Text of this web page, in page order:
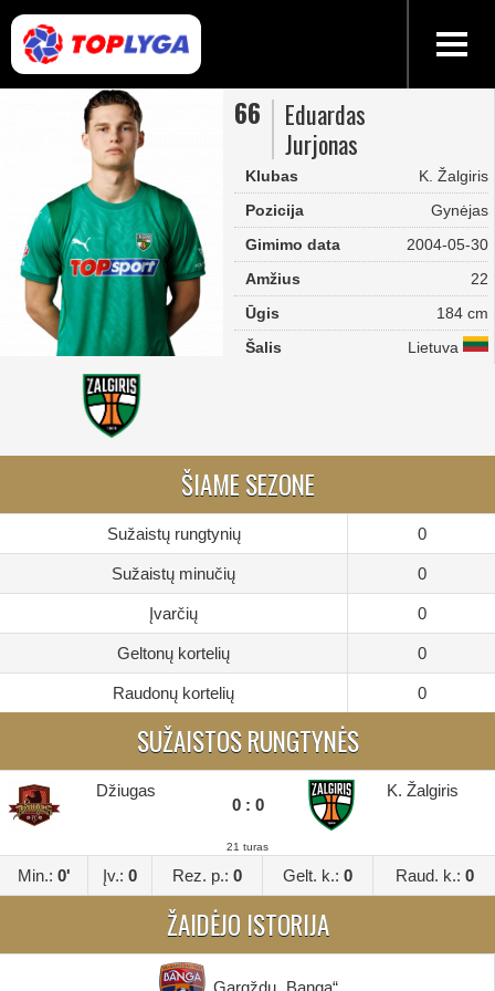
66
Eduardas
Jurjonas
Klubas
K. Žalgiris
Pozicija
Gynėjas
Gimimo data
2004-05-30
Amžius
22
Ūgis
184 cm
Šalis
Lietuva
ŠIAME SEZONE
Sužaistų rungtynių 0
Sužaistų minučių 0
Įvarčių 0
Geltonų kortelių 0
Raudonų kortelių 0
SUŽAISTOS RUNGTYNĖS
Džiugas
0 : 0
K. Žalgiris
21 turas
Min.: 0' Įv.: 0 Rez. p.: 0 Gelt. k.: 0 Raud. k.: 0
ŽAIDĖJO ISTORIJA
Gargždų „Banga“